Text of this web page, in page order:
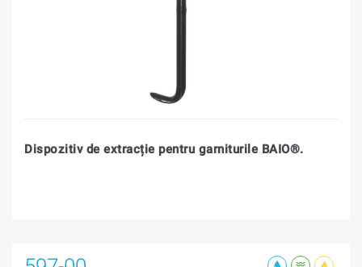
Dispozitiv de extracție pentru garniturile BAIO®.